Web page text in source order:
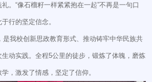
。“像石榴籽一样紧紧抱在一起”不再是一句口
行的坚定信念。
校创新思政教育形式、推动铸牢中华民族共
动实践。全程5公里的徒步，锻炼了体魄，磨炼
，激发了情感，坚定了信仰。